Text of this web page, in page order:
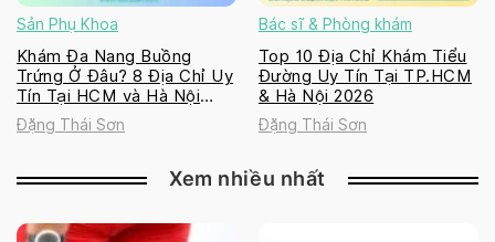
Sản Phụ Khoa
Khám Đa Nang Buồng
Trứng Ở Đâu? 8 Địa Chỉ Uy
Tín Tại HCM và Hà Nội
2026
Đặng Thái Sơn
Bác sĩ & Phòng khám
Top 10 Địa Chỉ Khám Tiểu
Đường Uy Tín Tại TP.HCM
& Hà Nội 2026
Đặng Thái Sơn
Xem nhiều nhất